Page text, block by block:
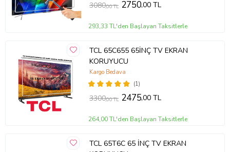
3080,00 TL 2750,00 TL
293,33 TL'den Başlayan Taksitlerle
TCL 65C655 65İNÇ TV EKRAN
KORUYUCU
(1)
Kargo Bedava
3300,00 TL 2475,00 TL
264,00 TL'den Başlayan Taksitlerle
TCL 65T6C 65 İNÇ TV EKRAN